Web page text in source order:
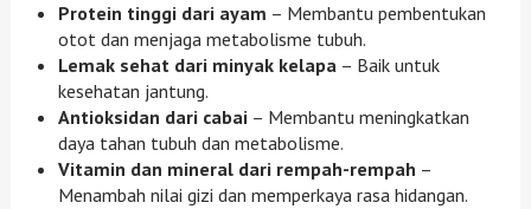
Protein tinggi dari ayam – Membantu pembentukan
otot dan menjaga metabolisme tubuh.
Lemak sehat dari minyak kelapa – Baik untuk
kesehatan jantung.
Antioksidan dari cabai – Membantu meningkatkan
daya tahan tubuh dan metabolisme.
Vitamin dan mineral dari rempah-rempah –
Menambah nilai gizi dan memperkaya rasa hidangan.